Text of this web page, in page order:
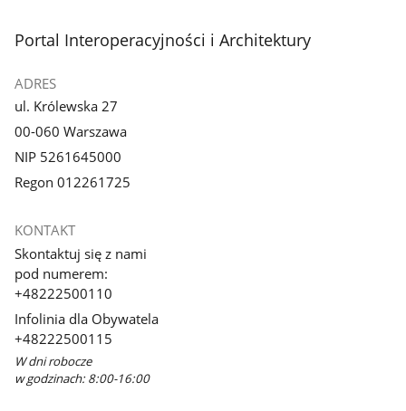
stopka
Portal Interoperacyjności i Architektury
ADRES
ul. Królewska 27
00-060 Warszawa
NIP 5261645000
Regon 012261725
KONTAKT
Skontaktuj się z nami
pod numerem:
+48222500110
Infolinia dla Obywatela
+48222500115
W dni robocze
w godzinach: 8:00-16:00